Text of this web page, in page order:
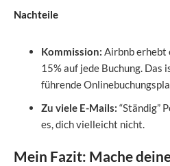
Nachteile
Kommission: Airbnb erhebt
15% auf jede Buchung. Das
führende
Zu viele E-Mails: “Ständig”
es, dich vielleicht nicht.
Mein Fazit: Mache